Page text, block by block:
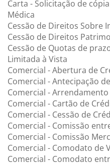
Carta - Solicitação de
Médica
Cessão de Direitos Sobre
Cessão de Direitos
Cessão de Quotas de
Limitada à Vista
Comercial - Abertura de
Comercial - Antecipação
Comercial -
Comercial - Cartão de
Comercial - Cessão de
Comercial - Comissão
Comercial - Comissão
Comercial - Comodato de
Comercial - Comodato